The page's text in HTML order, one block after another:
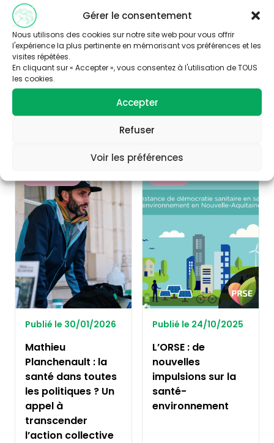
Gérer le consentement
Nous utilisons des cookies sur notre site web pour vous offrir
l'expérience la plus pertinente en mémorisant vos préférences et les
visites répétées.
En cliquant sur « Accepter », vous consentez à l'utilisation de TOUS
les cookies.
Accepter
Refuser
Voir les préférences
Publié le 06/07/2026
C’est l’été !
Publié le 27/02/2026
La nouvelle version
du site Acteurs
Actions plébiscitée
!
Découvrir
Publié le 30/01/2026
Mathieu
Planchenault : la
santé dans toutes
les politiques ? Un
appel à
transcender
l’action collective
Publié le 24/10/2025
L’ORSE : de
nouvelles
impulsions sur la
santé-
environnement